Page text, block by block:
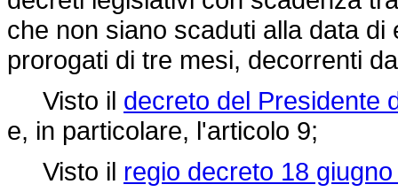
che non siano scaduti alla data
prorogati di tre mesi, decorrenti
Visto il decreto del Presidente
e, in particolare, l'articolo 9;
Visto il regio decreto 18